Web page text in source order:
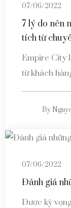
07/06/2022
7 lý do nên
tích từ
Empire City
từ khách
By
07/06/2022
Đánh giá
Được kỳ